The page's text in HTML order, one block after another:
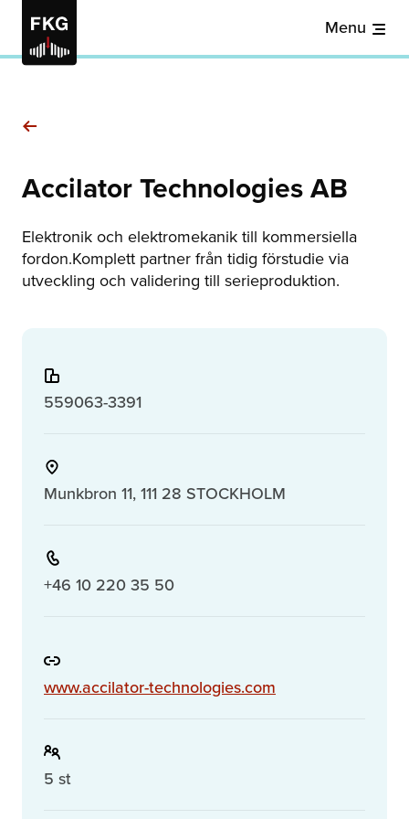
Menu
Accilator Technologies AB
Elektronik och elektromekanik till kommersiella
fordon.Komplett partner från tidig förstudie via
utveckling och validering till serieproduktion.
559063-3391
Munkbron 11, 111 28 STOCKHOLM
+46 10 220 35 50
www.accilator-technologies.com
5 st